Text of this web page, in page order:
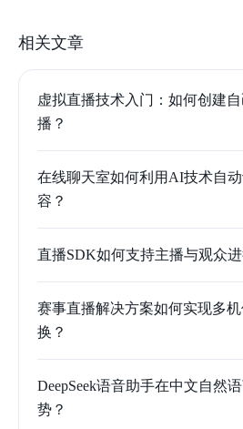
相关文章
虚拟直播技术入门：如何创建
播？
在线聊天室如何利用AI技术自
容？
直播SDK如何支持主播与观众
赛事直播解决方案如何实现多
换？
DeepSeek语音助手在中文自然
势？